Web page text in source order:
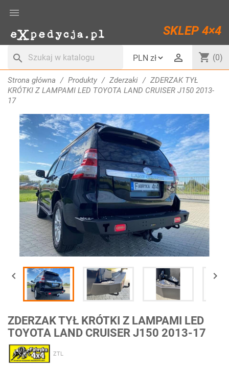

SKLEP 4×4
search  shopping_cart (0)
Strona główna Produkty Zderzaki
ZDERZAK TYŁ
KRÓTKI Z LAMPAMI LED TOYOTA LAND CRUISER J150 2013-
17
 
ZDERZAK TYŁ KRÓTKI Z LAMPAMI LED
TOYOTA LAND CRUISER J150 2013-17
ZTL